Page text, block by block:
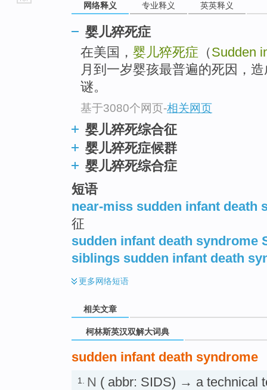
网络释义 专业释义 英英释义
婴儿猝死症
在美国， 婴儿猝死症 （Sudden
月到一岁婴孩最普遍的死因，
谜。
基于3080个网页-相关网页
婴儿猝死综合征
婴儿猝死症候群
婴儿猝死综合症
短语
near-miss sudden infant death
征
sudden infant death syndrome
siblings sudden infant death
更多网络短语
相关文章
柯林斯英汉双解大词典
sudden infant death syndrome
1. N ( abbr: SIDS) → a technical